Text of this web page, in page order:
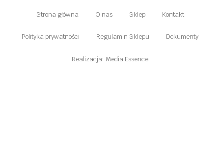
Strona główna O nas Sklep Kontakt
Polityka prywatności Regulamin Sklepu Dokumenty
Realizacja: Media Essence